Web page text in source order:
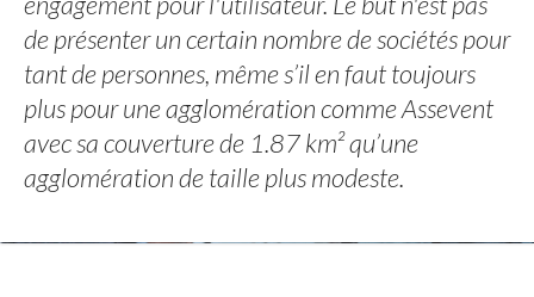
de présenter un certain nombre de sociétés pour
tant de personnes, même s’il en faut toujours
plus pour une agglomération comme Assevent
avec sa couverture de 1.87 km² qu’une
agglomération de taille plus modeste.